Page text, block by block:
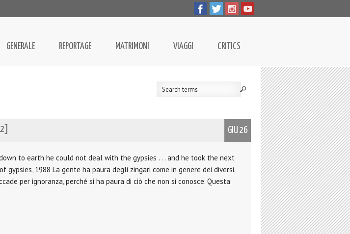
GENERALE REPORTAGE MATRIMONI VIAGGI CRITICS
GIU 26
to earth he could not deal with the gypsies . . . and he took the next
gypsies, 1988 La gente ha paura degli zingari come in genere dei diversi.
per ignoranza, perché si ha paura di ciò che non si conosce. Questa